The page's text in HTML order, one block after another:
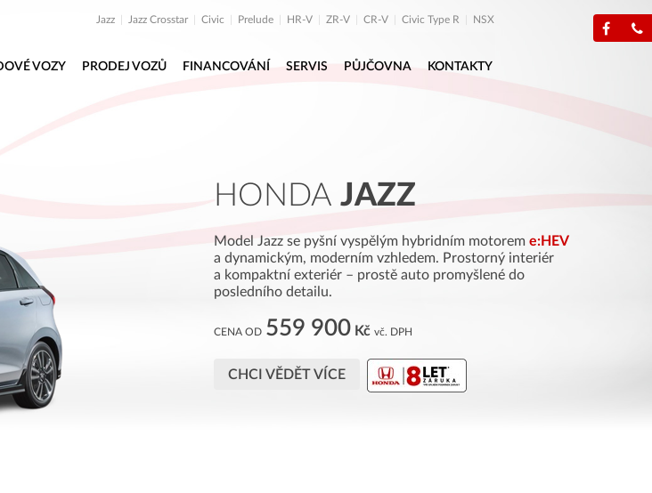
Jazz Jazz Crosstar Civic Prelude HR-V ZR-V CR-V Civic Type R NSX
VOZY PRODEJ VOZŮ FINANCOVÁNÍ SERVIS PŮJČOVNA KONTAKTY
HONDA JAZZ
Model Jazz se pyšní vyspělým hybridním motorem e:HEV
a dynamickým, moderním vzhledem. Prostorný interiér
a kompaktní exteriér – prostě auto promyšlené do
posledního detailu.
CENA OD 559 900 Kč vč. DPH
CHCI VĚDĚT VÍCE